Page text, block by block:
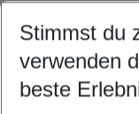
Wähle deinen
Beliebiger
Wähle deinen
Stimmst du
verwenden
beste